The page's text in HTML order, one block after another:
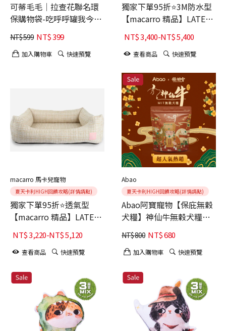
可蒂毛毛│拉查花聯名環
保購物袋-吃呼呼罐我今天
正正的
NT$599 NT$399
加入購物車 快速預覽
獨家下單95折⭐3M防水型
【macarro 精品】LATEX
乳膠床-Bisou Bisou聯名
款 雪尼爾布料
NT$3,400-NT$5,400
查看商品 快速預覽
macarro 馬卡兒寵物
夏天卡利HIGH回饋攻略(詳情請點)
獨家下單95折⭐透氣型
【macarro 精品】LATEX
乳膠床-Bisou Bisou聯名
款 雪尼爾布料
NT$3,220-NT$5,120
查看商品 快速預覽
Abao
夏天卡利HIGH回饋攻略(詳情請點)
Abao阿寶寵物【保庇無穀
犬糧】神仙牛無穀犬糧
1.5kg
NT$800 NT$680
加入購物車 快速預覽